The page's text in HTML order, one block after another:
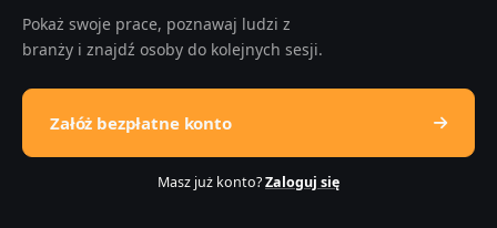
Pokaż swoje prace, poznawaj ludzi z
branży i znajdź osoby do kolejnych sesji.
Załóż bezpłatne konto
Masz już konto?Zaloguj się